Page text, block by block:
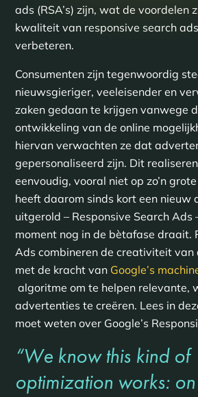
ads (RSA’s) zijn, wat de voordelen
kwaliteit van responsive search
verbeteren.
Consumenten zijn tegenwoordig
nieuwsgieriger, veeleisender en
zaken gedaan te krijgen vanwege
ontwikkeling van de online
hiervan verwachten ze dat
gepersonaliseerd zijn. Dit
eenvoudig, vooral niet op zo’n
heeft daarom sinds kort een
uitgerold – Responsive Search Ads
moment nog in de bètafase draait.
Ads combineren de creativiteit
met de kracht van Google’s
algoritme om te helpen relevante,
advertenties te creëren. Lees in
moet weten over Google’s
“We know this kind of
optimization works: